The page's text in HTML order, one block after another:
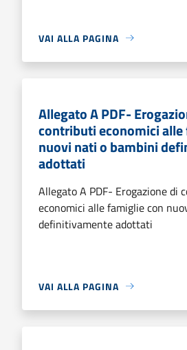
VAI ALLA PAGINA
Allegato A PDF-
contributi economici
nuovi nati o bambini
adottati
Allegato A PDF- Erogazione di
economici alle famiglie con
definitivamente adottati
VAI ALLA PAGINA